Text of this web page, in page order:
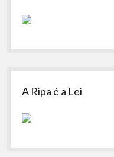
A Ripa é a Lei